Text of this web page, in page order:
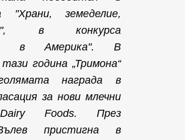
"Храни, земеделие,
в конкурса
в Америка". В
година „Тримона“
награда в
за нови млечни
Foods. През
пристигна в